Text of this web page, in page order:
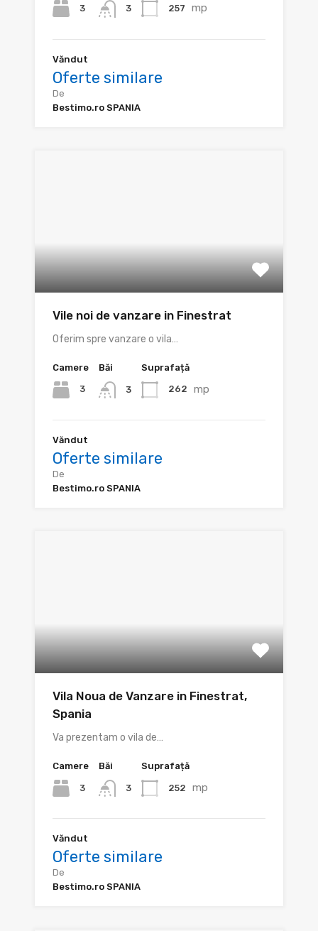
3 3 257 mp
Văndut
Oferte similare
De
Bestimo.ro SPANIA
Vile noi de vanzare in Finestrat
Oferim spre vanzare o vila…
Camere
3
Băi
3
Suprafață
262 mp
Văndut
Oferte similare
De
Bestimo.ro SPANIA
Vila Noua de Vanzare in Finestrat,
Spania
Va prezentam o vila de…
Camere
3
Băi
3
Suprafață
252 mp
Văndut
Oferte similare
De
Bestimo.ro SPANIA